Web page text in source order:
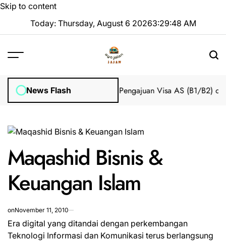
Skip to content
Today: Thursday, August 6 20263:29:49 AM
News Flash
2025 Tanpa Stres Bantuan Pengajuan Visa AS (B1/B2) dari
Maqashid Bisnis &
Keuangan Islam
onNovember 11, 2010
Era digital yang ditandai dengan perkembangan
Teknologi Informasi dan Komunikasi terus berlangsung